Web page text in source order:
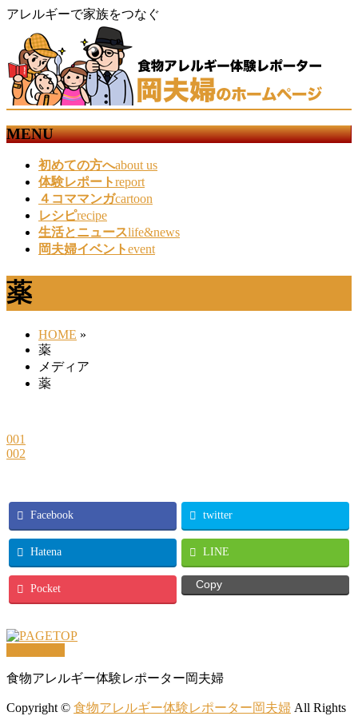
アレルギーで家族をつなぐ
MENU
す
初めての方へabout us
体験レポートreport
４コママンガcartoon
レシピrecipe
生活とニュースlife&news
岡夫婦イベントevent
薬
HOME »
薬
メディア
薬
001
002
Facebook twitter
Hatena LINE
Pocket Copy
食物アレルギー体験レポーター岡夫婦
Copyright © 食物アレルギー体験レポーター岡夫婦 All Rights